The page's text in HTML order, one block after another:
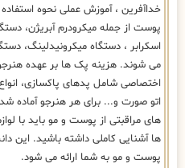
خداآفرین ، آموزش عملی نحوه
پوست از جمله میکرودرم آبریژن،
اسکرابر ، دستگاه میکرونیدلینگ،
می شوند. هزینه پک ها بر عهده
اختصاصی شامل پدهای پاکسازی،
اتو صورت و... برای هر هنرجو آماده
های مراقبتی از پوست و مو باید با
ها آشنایی کاملی داشته باشید. این
پوست و مو به شما ارائه می شود.